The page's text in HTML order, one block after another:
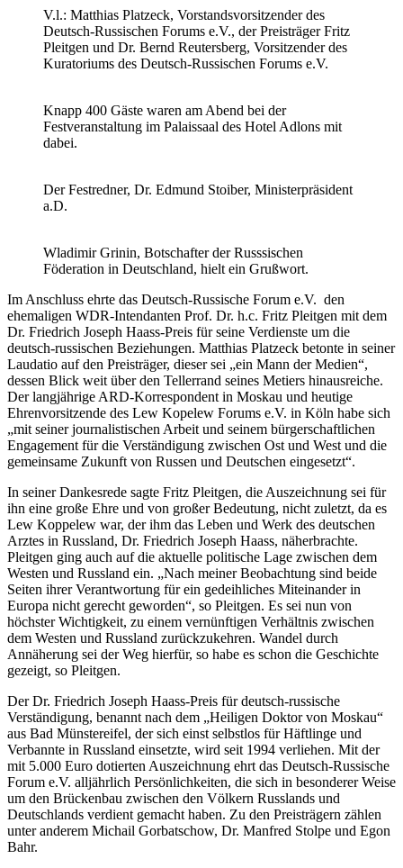
V.l.: Matthias Platzeck, Vorstandsvorsitzender des
Deutsch-Russischen Forums e.V., der Preisträger Fritz
Pleitgen und Dr. Bernd Reutersberg, Vorsitzender des
Kuratoriums des Deutsch-Russischen Forums e.V.
Knapp 400 Gäste waren am Abend bei der
Festveranstaltung im Palaissaal des Hotel Adlons mit
dabei.
Der Festredner, Dr. Edmund Stoiber, Ministerpräsident
a.D.
Wladimir Grinin, Botschafter der Russsischen
Föderation in Deutschland, hielt ein Grußwort.
Im Anschluss ehrte das Deutsch-Russische Forum e.V. den
ehemaligen WDR-Intendanten Prof. Dr. h.c. Fritz Pleitgen mit dem
Dr. Friedrich Joseph Haass-Preis für seine Verdienste um die
deutsch-russischen Beziehungen. Matthias Platzeck betonte in seiner
Laudatio auf den Preisträger, dieser sei „ein Mann der Medien“,
dessen Blick weit über den Tellerrand seines Metiers hinausreiche.
Der langjährige ARD-Korrespondent in Moskau und heutige
Ehrenvorsitzende des Lew Kopelew Forums e.V. in Köln habe sich
„mit seiner journalistischen Arbeit und seinem bürgerschaftlichen
Engagement für die Verständigung zwischen Ost und West und die
gemeinsame Zukunft von Russen und Deutschen eingesetzt“.
In seiner Dankesrede sagte Fritz Pleitgen, die Auszeichnung sei für
ihn eine große Ehre und von großer Bedeutung, nicht zuletzt, da es
Lew Koppelew war, der ihm das Leben und Werk des deutschen
Arztes in Russland, Dr. Friedrich Joseph Haass, näherbrachte.
Pleitgen ging auch auf die aktuelle politische Lage zwischen dem
Westen und Russland ein. „Nach meiner Beobachtung sind beide
Seiten ihrer Verantwortung für ein gedeihliches Miteinander in
Europa nicht gerecht geworden“, so Pleitgen. Es sei nun von
höchster Wichtigkeit, zu einem vernünftigen Verhältnis zwischen
dem Westen und Russland zurückzukehren. Wandel durch
Annäherung sei der Weg hierfür, so habe es schon die Geschichte
gezeigt, so Pleitgen.
Der Dr. Friedrich Joseph Haass-Preis für deutsch-russische
Verständigung, benannt nach dem „Heiligen Doktor von Moskau“
aus Bad Münstereifel, der sich einst selbstlos für Häftlinge und
Verbannte in Russland einsetzte, wird seit 1994 verliehen. Mit der
mit 5.000 Euro dotierten Auszeichnung ehrt das Deutsch-Russische
Forum e.V. alljährlich Persönlichkeiten, die sich in besonderer Weise
um den Brückenbau zwischen den Völkern Russlands und
Deutschlands verdient gemacht haben. Zu den Preisträgern zählen
unter anderem Michail Gorbatschow, Dr. Manfred Stolpe und Egon
Bahr.